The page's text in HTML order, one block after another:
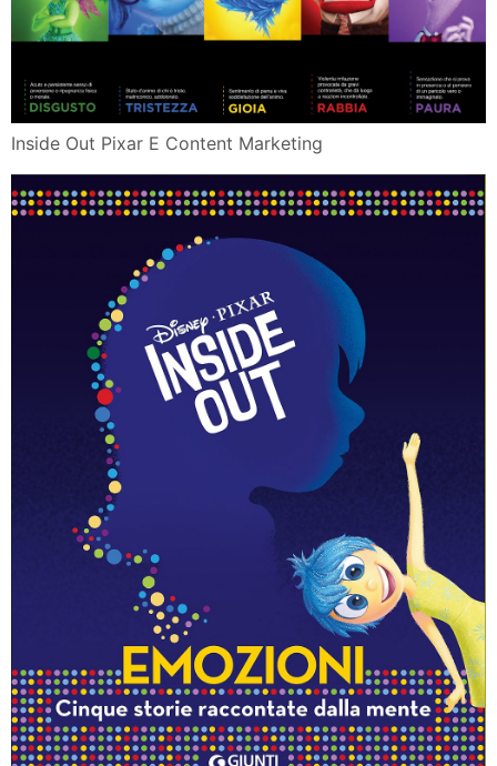
Inside Out Pixar E Content Marketing